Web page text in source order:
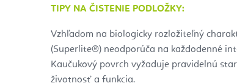
TIPY NA ČISTENIE PODLOŽKY:
Vzhľadom na biologicky rozložiteľný
(Superlite®) neodporúča na každodenné
Kaučukový povrch vyžaduje pravidelnú
životnosť a funkcia.